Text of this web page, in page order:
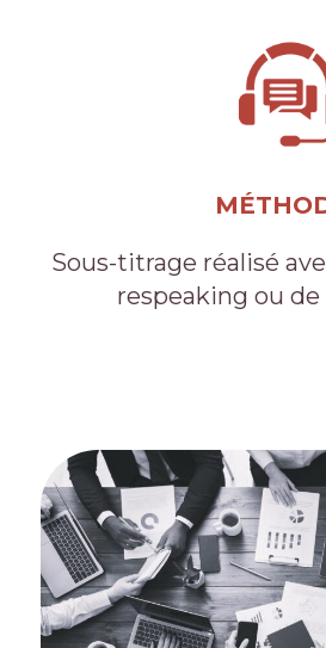
Sous-titrage réalisé
respeaking ou de